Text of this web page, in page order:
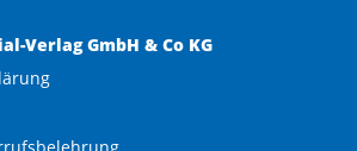
Verlag GmbH & Co KG